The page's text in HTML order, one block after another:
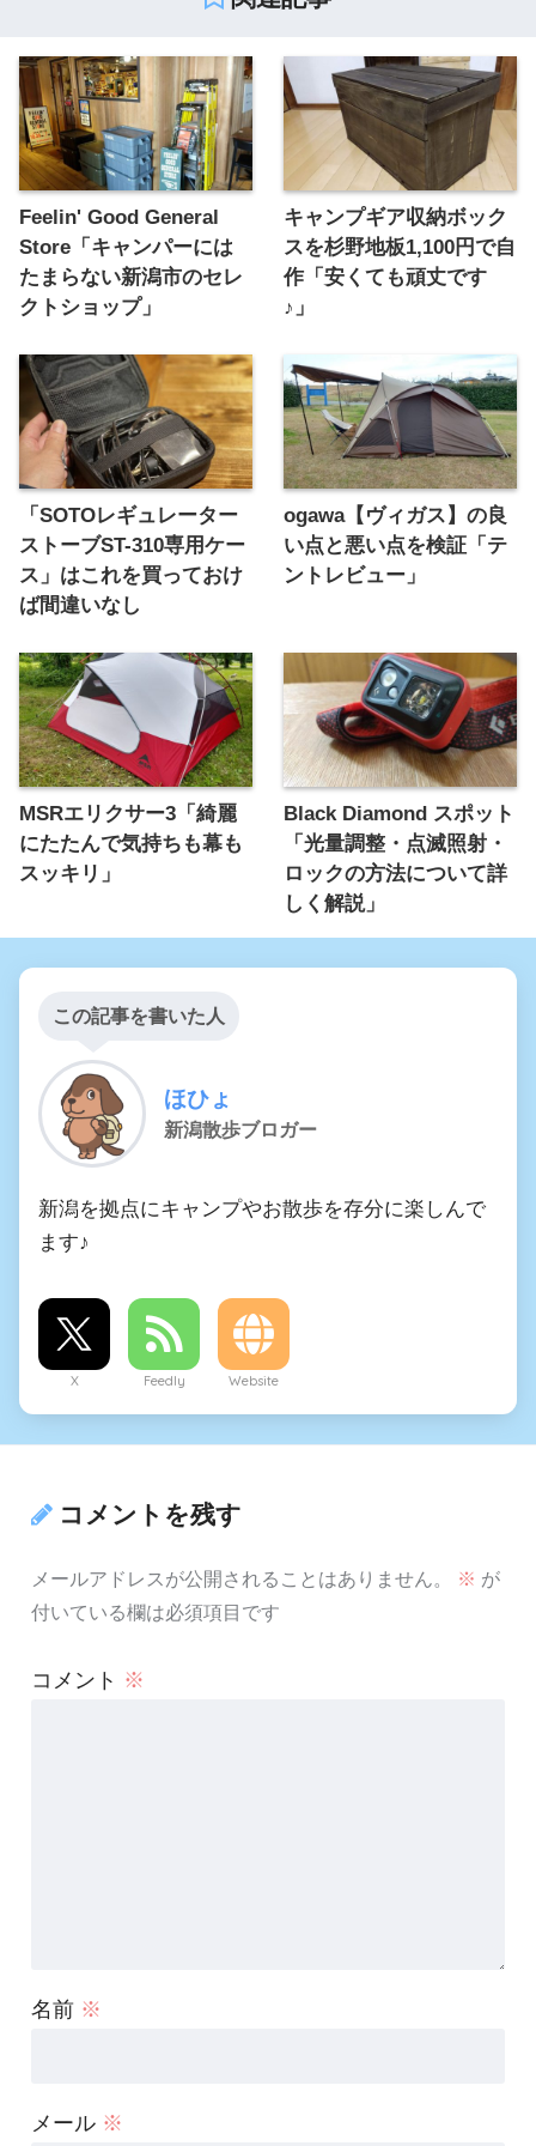
Feelin' Good General
Store「キャンパーには
たまらない新潟市のセレ
クトショップ」
キャンプギア収納ボック
スを杉野地板1,100円で自
作「安くても頑丈です
♪」
「SOTOレギュレーター
ストーブST-310専用ケー
ス」はこれを買っておけ
ば間違いなし
ogawa【ヴィガス】の良
い点と悪い点を検証「テ
ントレビュー」
MSRエリクサー3「綺麗
にたたんで気持ちも幕も
スッキリ」
Black Diamond スポット
「光量調整・点滅照射・
ロックの方法について詳
しく解説」
この記事を書いた人
ほひょ
新潟散歩ブロガー
新潟を拠点にキャンプやお散歩を存分に楽しんで
ます♪
X Feedly Website
コメントを残す
メールアドレスが公開されることはありません。 ※ が
付いている欄は必須項目です
コメント ※
名前 ※
メール ※